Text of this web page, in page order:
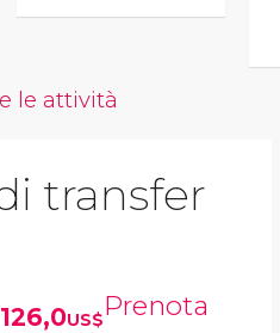
le attività
transfer
126,0US$Prenota